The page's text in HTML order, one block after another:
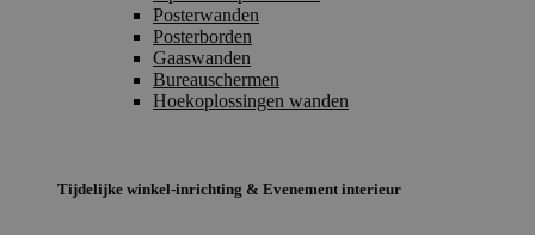
Posterwanden
Posterborden
Gaaswanden
Bureauschermen
Hoekoplossingen wanden
Tijdelijke winkel-inrichting & Evenement interieur